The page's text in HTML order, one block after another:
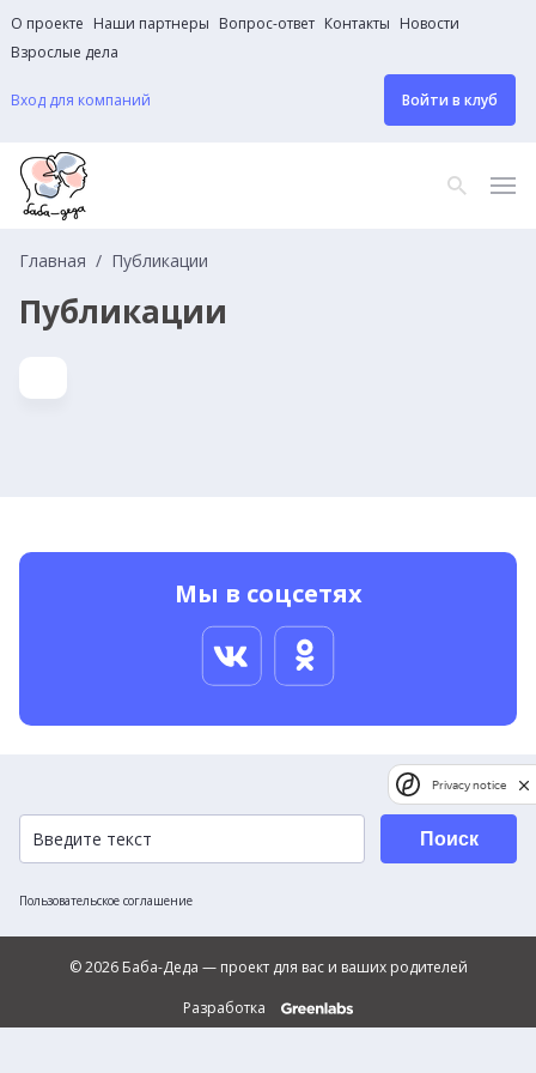
О проекте Наши партнеры Вопрос-ответ Контакты Новости
Взрослые дела
Вход для компаний Войти в клуб
Главная Публикации
Публикации
Мы в соцсетях
Пользовательское соглашение
Поиск
© 2026 Баба-Деда — проект для вас и ваших родителей
Разработка
Privacy notice